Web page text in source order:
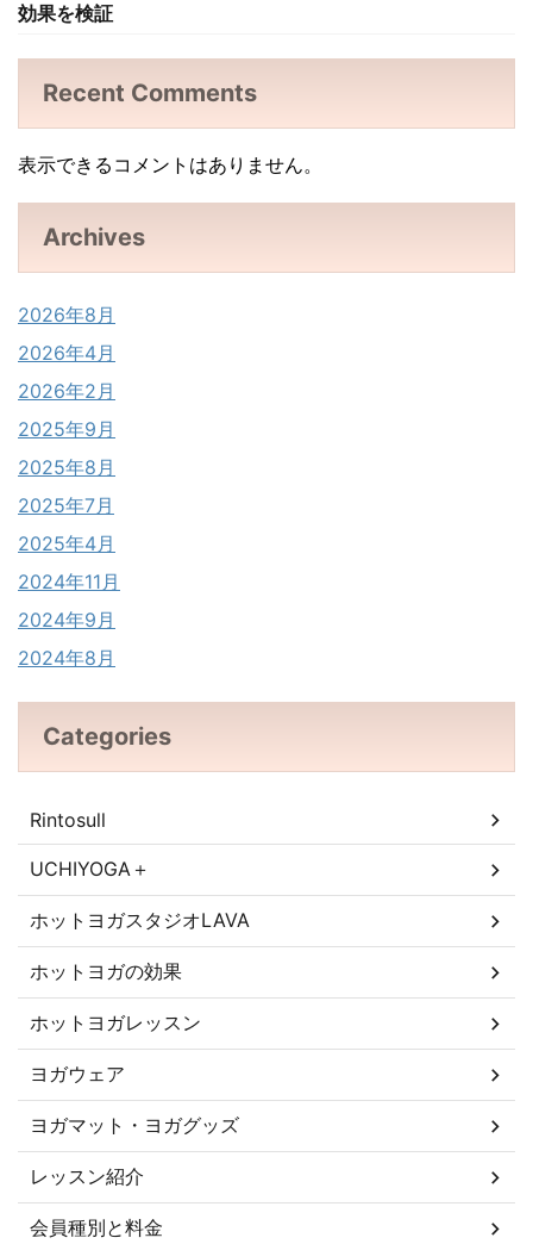
効果を検証
Recent Comments
表示できるコメントはありません。
Archives
2026年8月
2026年4月
2026年2月
2025年9月
2025年8月
2025年7月
2025年4月
2024年11月
2024年9月
2024年8月
Categories
Rintosull
UCHIYOGA＋
ホットヨガスタジオLAVA
ホットヨガの効果
ホットヨガレッスン
ヨガウェア
ヨガマット・ヨガグッズ
レッスン紹介
会員種別と料金